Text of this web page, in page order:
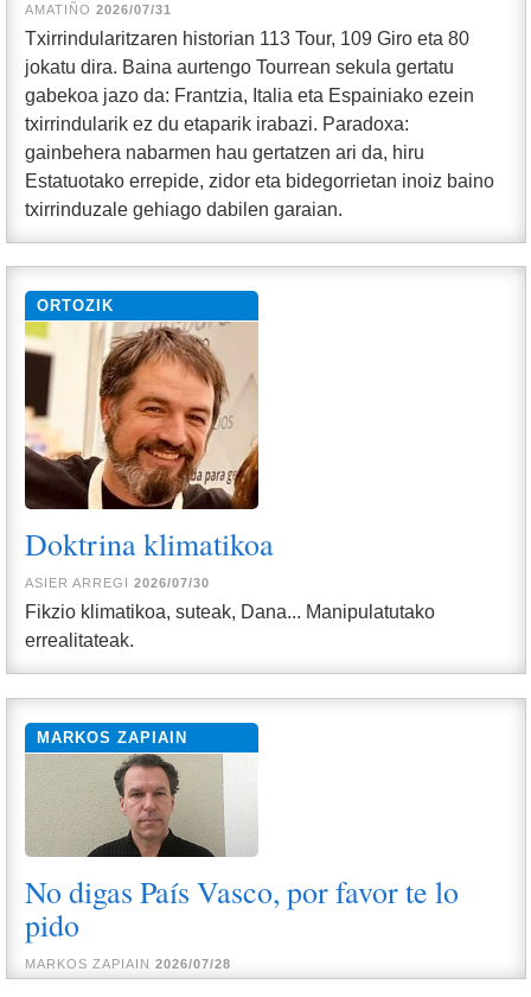
AMATIÑO 2026/07/31
Txirrindularitzaren historian 113 Tour, 109 Giro eta 80
jokatu dira. Baina aurtengo Tourrean sekula gertatu
gabekoa jazo da: Frantzia, Italia eta Espainiako ezein
txirrindularik ez du etaparik irabazi. Paradoxa:
gainbehera nabarmen hau gertatzen ari da, hiru
Estatuotako errepide, zidor eta bidegorrietan inoiz baino
txirrinduzale gehiago dabilen garaian.
ORTOZIK
Doktrina klimatikoa
ASIER ARREGI 2026/07/30
Fikzio klimatikoa, suteak, Dana... Manipulatutako
errealitateak.
MARKOS ZAPIAIN
No digas País Vasco, por favor te lo
pido
MARKOS ZAPIAIN 2026/07/28